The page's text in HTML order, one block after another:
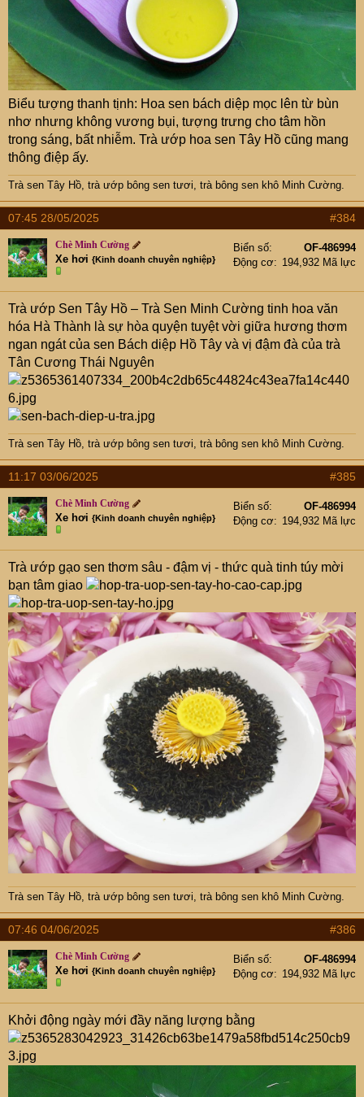
Biểu tượng thanh tịnh: Hoa sen bách diệp mọc lên từ bùn
nhơ nhưng không vương bụi, tượng trưng cho tâm hồn
trong sáng, bất nhiễm. Trà ướp hoa sen Tây Hồ cũng mang
thông điệp ấy.
Trà sen Tây Hồ, trà ướp bông sen tươi, trà bông sen khô Minh Cường.
07:45 28/05/2025 #384
Chè Minh Cường
Xe hơi {Kinh doanh chuyên nghiệp}
Biển số
OF-486994
Động cơ
194,932 Mã lực
Trà ướp Sen Tây Hồ – Trà Sen Minh Cường tinh hoa văn
hóa Hà Thành là sự hòa quyện tuyệt vời giữa hương thơm
ngan ngát của sen Bách diệp Hồ Tây và vị đậm đà của trà
Tân Cương Thái Nguyên
Trà sen Tây Hồ, trà ướp bông sen tươi, trà bông sen khô Minh Cường.
11:17 03/06/2025 #385
Chè Minh Cường
Xe hơi {Kinh doanh chuyên nghiệp}
Biển số
OF-486994
Động cơ
194,932 Mã lực
Trà ướp gạo sen thơm sâu - đậm vị - thức quà tinh túy mời
bạn tâm giao
Trà sen Tây Hồ, trà ướp bông sen tươi, trà bông sen khô Minh Cường.
07:46 04/06/2025 #386
Chè Minh Cường
Xe hơi {Kinh doanh chuyên nghiệp}
Biển số
OF-486994
Động cơ
194,932 Mã lực
Khởi động ngày mới đầy năng lượng bằng